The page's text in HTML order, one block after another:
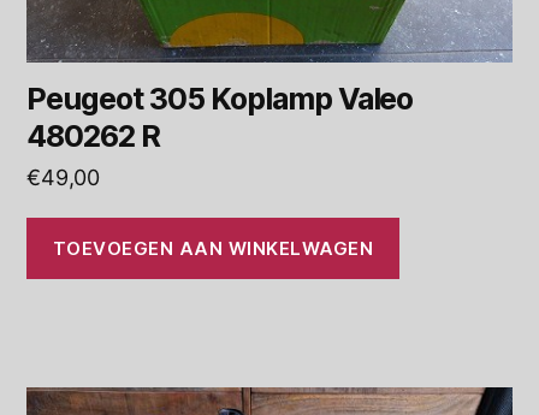
Peugeot 305 Koplamp Valeo
480262 R
€49,00
TOEVOEGEN AAN WINKELWAGEN